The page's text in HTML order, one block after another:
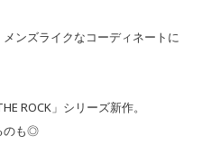
ンズライクなコーディネートに
ROCK」シリーズ新作。
のも◎